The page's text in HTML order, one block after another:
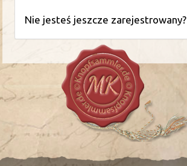
Nie jesteś jeszcze zarejestrowany?